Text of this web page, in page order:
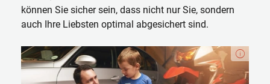
können Sie sicher sein, dass nicht nur Sie, sondern
auch Ihre Liebsten optimal abgesichert sind.